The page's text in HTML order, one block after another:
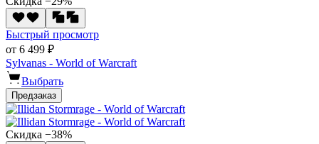
Быстрый просмотр
от 6 499 ₽
Sylvanas - World of Warcraft
Выбрать
Предзаказ
Скидка −38%